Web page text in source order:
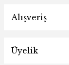
Alışveriş
Üyelik